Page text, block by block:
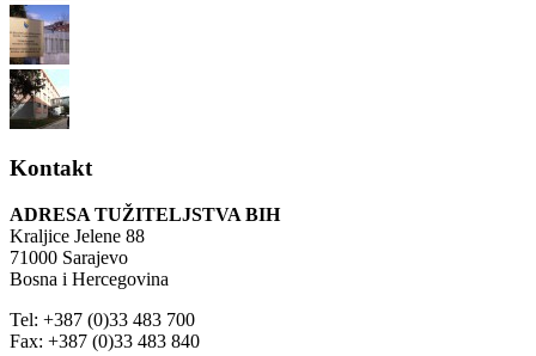
Kontakt
ADRESA TUŽITELJSTVA BIH
Kraljice Jelene 88
71000 Sarajevo
Bosna i Hercegovina
Tel: +387 (0)33 483 700
Fax: +387 (0)33 483 840